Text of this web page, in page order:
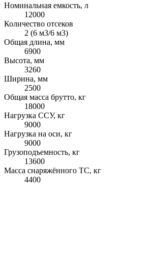
Номинальная емкость, л
12000
Количество отсеков
2 (6 м3/6 м3)
Общая длина, мм
6900
Высота, мм
3260
Ширина, мм
2500
Общая масса брутто, кг
18000
Нагрузка ССУ, кг
9000
Нагрузка на оси, кг
9000
Грузоподъемность, кг
13600
Масса снаряжённого ТС, кг
4400